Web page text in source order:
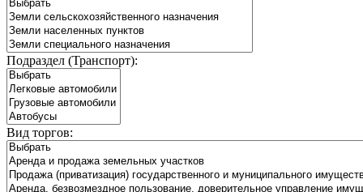
Подраздел (Транспорт):
Вид торгов: